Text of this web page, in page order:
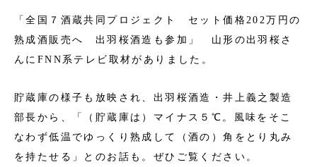
「全国７酒蔵共同プロジェクト セット価格202万円の
熟成酒販売へ 出羽桜酒造も参加」 山形の出羽桜さ
んにFNN系テレビ取材がありました。
貯蔵庫の様子も放映され、出羽桜酒造・井上義之製造
部長から、「（貯蔵庫は）マイナス５℃。風味をそこ
なわず低温でゆっくり熟成して（酒の）角をとり丸み
を持たせる」とのお話も。ぜひご覧ください。